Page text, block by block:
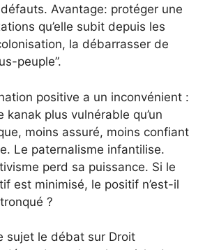
Avantage: protéger une
qu’elle subit depuis les
la débarrasser de
peuple”.
positive a un inconvénient :
kanak plus vulnérable qu’un
moins assuré, moins confiant
Le paternalisme infantilise.
perd sa puissance. Si le
est minimisé, le positif n’est-il
?
sujet le débat sur Droit